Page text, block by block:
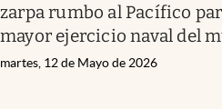
zarpa rumbo al Pacífico
mayor ejercicio naval del
martes, 12 de Mayo de 2026